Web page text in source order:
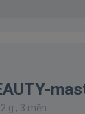
g., 3 mēn.